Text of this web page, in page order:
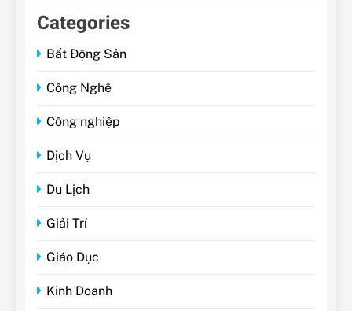
Categories
Bất Động Sản
Công Nghệ
Công nghiệp
Dịch Vụ
Du Lịch
Giải Trí
Giáo Dục
Kinh Doanh